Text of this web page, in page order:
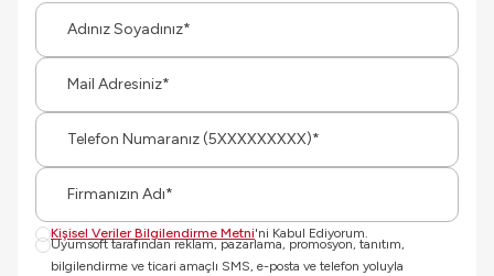
Ad-
Mail
Kişisel Veriler Bilgilendirme Metni'ni Kabul Ediyorum.
Uyumsoft tarafından reklam, pazarlama, promosyon, tanıtım,
bilgilendirme ve ticari amaçlı SMS, e-posta ve telefon yoluyla